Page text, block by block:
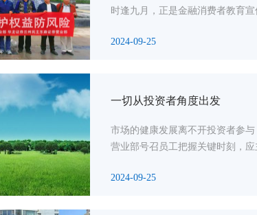
时逢九月，正是金融消费者教育
2024-09-25
一切从投资者角度出发
市场的健康发展离不开投资者参
营业部号召员工把握关键时刻，
2024-09-25